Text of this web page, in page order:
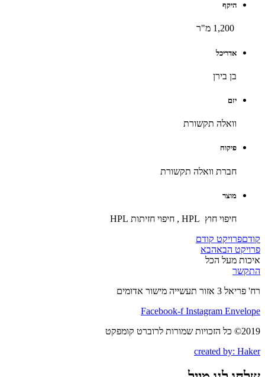
היקף
אדריכל
בן בירן
יזם
וואלה תקשורת
פיקוח
חברת וואלה תקשורת
מוצר
חיפוי חוץ HPL , חיפוי חזיתות HPL
קודםפרויקט קודם
פרויקט הבאהבא
איכות מעל הכל
התקשר
רח' פריאל 3 אזור תעשייה מישור אדומים
Facebook-f Instagram Envelope
2019© כל הזכויות שמורות לרוברט קומפקט
created by: Haker